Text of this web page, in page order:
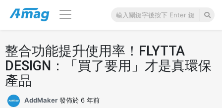
整合功能提升使用率！FLYTTA
DESIGN：「買了要用」才是真環保
產品
AddMaker 發佈於 6 年前